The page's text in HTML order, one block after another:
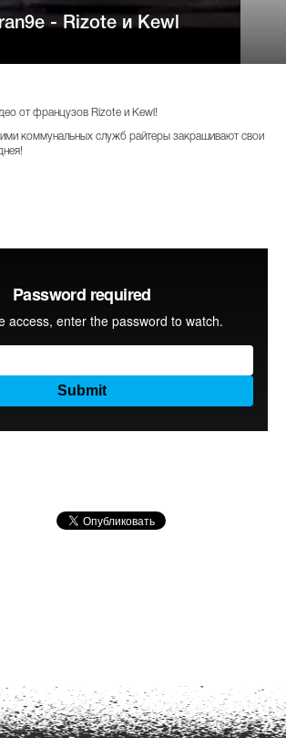
- Rizote и Kewl
от французов Rizote и Kewl!
коммунальных служб райтеры закрашивают свои